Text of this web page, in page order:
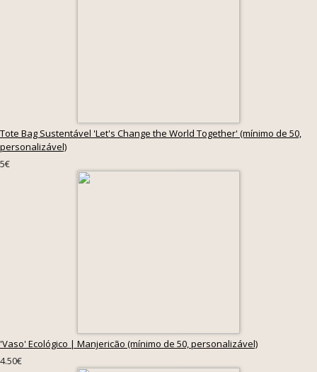
Tote Bag Sustentável 'Let's Change the World Together' (mínimo de 50,
personalizável)
5€
'Vaso' Ecológico | Manjericão (mínimo de 50, personalizável)
4.50€